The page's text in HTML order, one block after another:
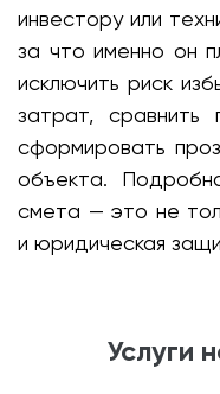
инвестору или
за что именно он
исключить риск
затрат, сравнить
сформировать
объекта.
смета — это не
и юридическая
Услуги